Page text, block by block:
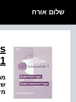
שלום אורח